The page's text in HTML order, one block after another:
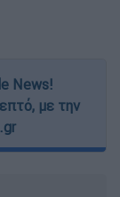
News!
με την